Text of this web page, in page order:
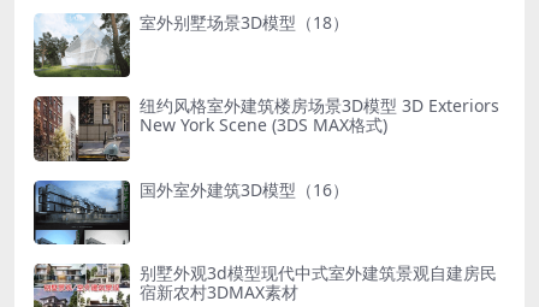
室外别墅场景3D模型（18）
纽约风格室外建筑楼房场景3D模型 3D Exteriors
New York Scene (3DS MAX格式)
国外室外建筑3D模型（16）
别墅外观3d模型现代中式室外建筑景观自建房民
宿新农村3DMAX素材